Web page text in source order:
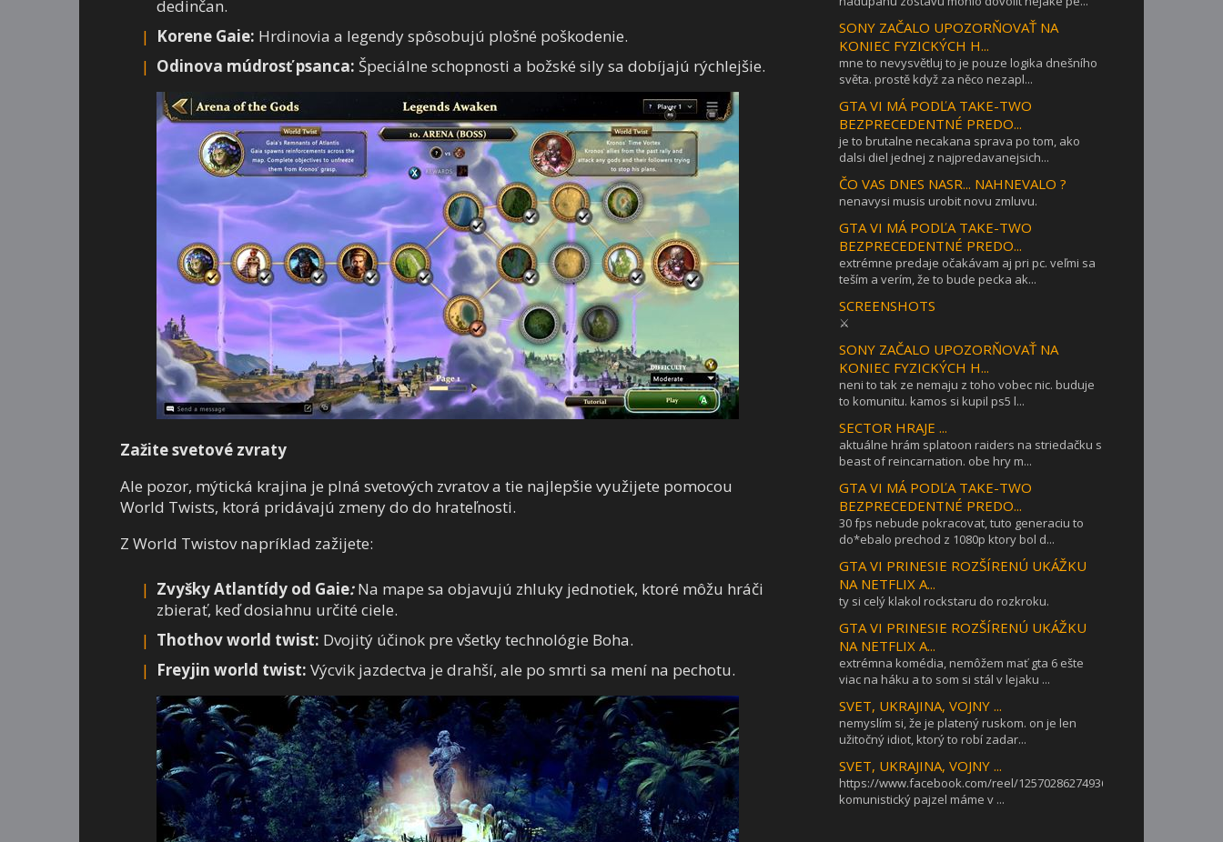
dedinčan.
Korene Gaie: Hrdinovia a legendy spôsobujú plošné poškodenie.
Odinova múdrosť psanca: Špeciálne schopnosti a božské sily sa dobíjajú rýchlejšie.
Zažite svetové zvraty
Ale pozor, mýtická krajina je plná svetových zvratov a tie najlepšie využijete pomocou
World Twists, ktorá pridávajú zmeny do do hrateľnosti.
Z World Twistov napríklad zažijete:
Zvyšky Atlantídy od Gaie: Na mape sa objavujú zhluky jednotiek, ktoré môžu hráči
zbierať, keď dosiahnu určité ciele.
Thothov world twist: Dvojitý účinok pre všetky technológie Boha.
Freyjin world twist: Výcvik jazdectva je drahší, ale po smrti sa mení na pechotu.
SONY ZAČALO UPOZORŇOVAŤ NA
KONIEC FYZICKÝCH H...
mne to nevysvětluj to je pouze logika dnešního
světa. prostě když za něco nezapl...
GTA VI MÁ PODĽA TAKE-TWO
BEZPRECEDENTNÉ PREDO...
je to brutalne necakana sprava po tom, ako
dalsi diel jednej z najpredavanejsich...
ČO VAS DNES NASR... NAHNEVALO ?
nenavysi musis urobit novu zmluvu.
GTA VI MÁ PODĽA TAKE-TWO
BEZPRECEDENTNÉ PREDO...
extrémne predaje očakávam aj pri pc. veľmi sa
teším a verím, že to bude pecka ak...
SCREENSHOTS
⚔
SONY ZAČALO UPOZORŇOVAŤ NA
KONIEC FYZICKÝCH H...
neni to tak ze nemaju z toho vobec nic. buduje
to komunitu. kamos si kupil ps5 l...
SECTOR HRAJE ...
aktuálne hrám splatoon raiders na striedačku s
beast of reincarnation. obe hry m...
GTA VI MÁ PODĽA TAKE-TWO
BEZPRECEDENTNÉ PREDO...
30 fps nebude pokracovat, tuto generaciu to
do*ebalo prechod z 1080p ktory bol d...
GTA VI PRINESIE ROZŠÍRENÚ UKÁŽKU
NA NETFLIX A...
ty si celý klakol rockstaru do rozkroku.
GTA VI PRINESIE ROZŠÍRENÚ UKÁŽKU
NA NETFLIX A...
extrémna komédia, nemôžem mať gta 6 ešte
viac na háku a to som si stál v lejaku ...
SVET, UKRAJINA, VOJNY ...
nemyslím si, že je platený ruskom. on je len
užitočný idiot, ktorý to robí zadar...
SVET, UKRAJINA, VOJNY ...
https://www.facebook.com/reel/1257028627493642takýto
komunistický pajzel máme v ...